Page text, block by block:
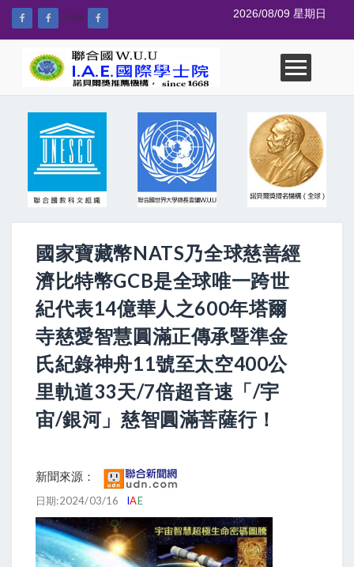
--%> 2026/08/09 星期日
國家寶藏幣NATS乃全球慈善經
濟比特幣GCB是全球唯一跨世
紀代表14億華人之600年塔爾
寺慈愛智慧圓滿正傳承暨準金
氏紀錄神舟11號至太空400公
里軌道33天/7倍超音速「/宇
宙/銀河」慈智圓滿菩薩行！
新聞來源：
日期:2024/03/16 IAE